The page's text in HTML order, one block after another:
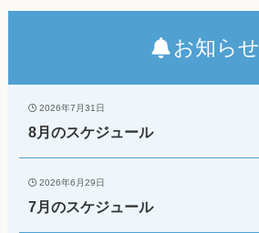
お知らせ
2026年7月31日
8月のスケジュール
2026年6月29日
7月のスケジュール